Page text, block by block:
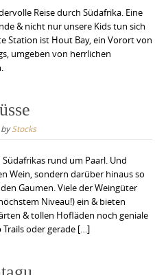
Reise durch Südafrika. Eine
& nicht nur unsere Kids tun sich
Station ist Hout Bay, ein Vorort von
umgeben von herrlichen
byStocks
rund um Paarl. Und
Wein, sondern darüber hinaus so
Gaumen. Viele der Weingüter
Niveau!) ein & bieten
& tollen Hofläden noch geniale
Trails oder gerade […]